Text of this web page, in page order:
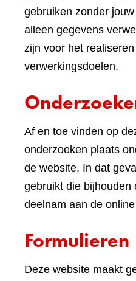
een
andere
gebruiken zonder
alleen gegevens
zijn voor het
verwerkingsdoelen.
Af en toe vinden op
onderzoeken plaats
de website. In dat
gebruikt die bijhouden
deelnam aan de
Formulieren
Deze website maakt